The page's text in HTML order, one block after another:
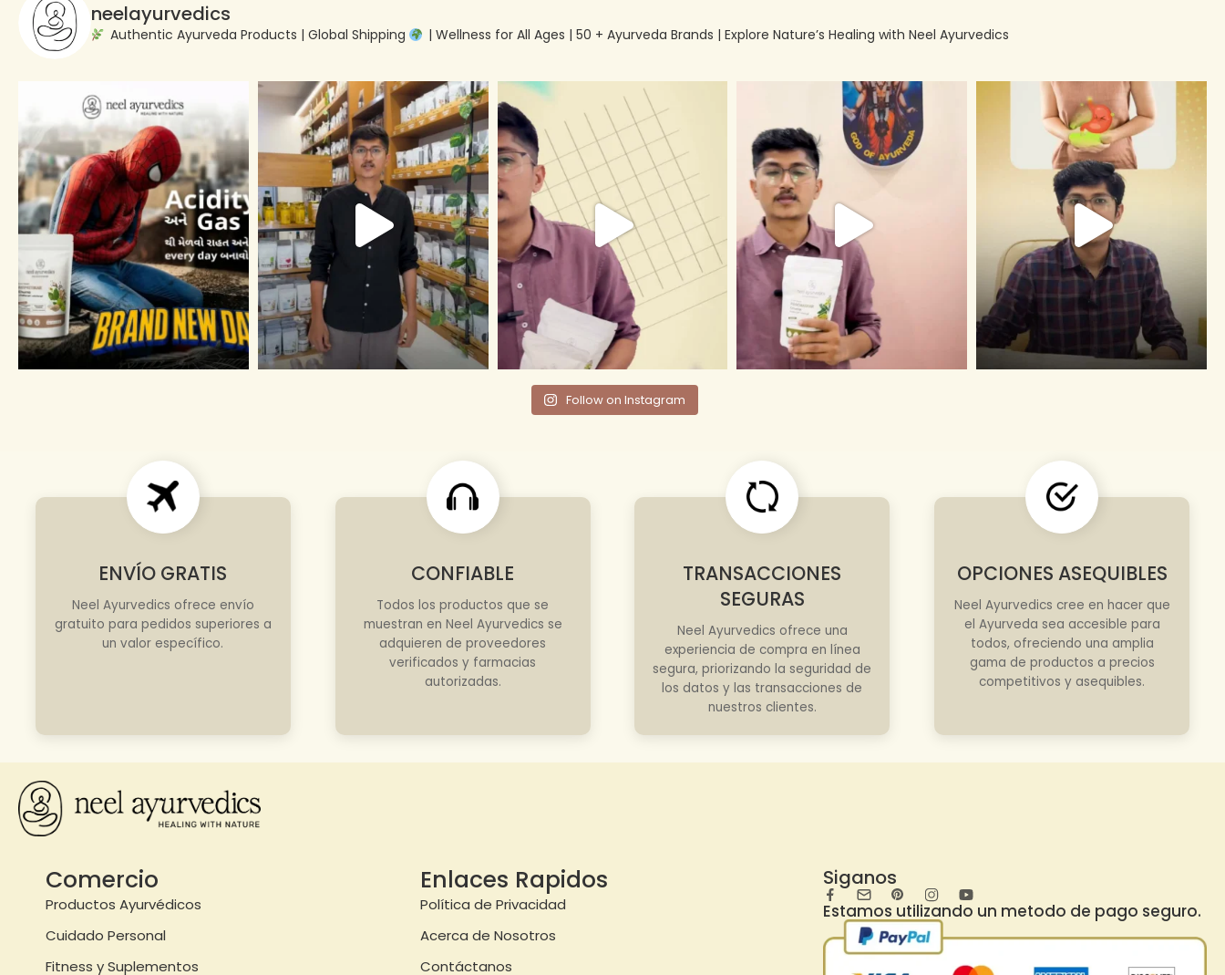
neelayurvedics
Authentic Ayurveda Products | Global Shipping | Wellness for All Ages | 50 + Ayurveda Brands | Explore Nature’s Healing with Neel Ayurvedics
Follow on Instagram
ENVÍO GRATIS
Neel Ayurvedics ofrece envío
gratuito para pedidos superiores a
un valor específico.
CONFIABLE
Todos los productos que se
muestran en Neel Ayurvedics se
adquieren de proveedores
verificados y farmacias
autorizadas.
TRANSACCIONES
SEGURAS
Neel Ayurvedics ofrece una
experiencia de compra en línea
segura, priorizando la seguridad de
los datos y las transacciones de
nuestros clientes.
OPCIONES ASEQUIBLES
Neel Ayurvedics cree en hacer que
el Ayurveda sea accesible para
todos, ofreciendo una amplia
gama de productos a precios
competitivos y asequibles.
Comercio
Productos Ayurvédicos
Cuidado Personal
Fitness y Suplementos
Enlaces Rapidos
Política de Privacidad
Acerca de Nosotros
Contáctanos
Siganos
Estamos utilizando un metodo de pago seguro.